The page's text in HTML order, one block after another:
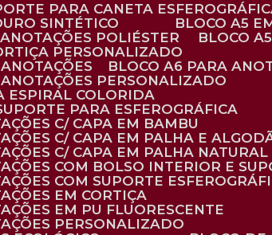
PARA CANETA
SINTÉTICO
BLOCO A5
ANOTAÇÕES POLIÉSTER
BLOCO
PERSONALIZADO
BLOCO A6 PARA
ANOTAÇÕES PERSONALIZADO
ESPIRAL COLORIDA
PARA ESFEROGRÁFICA
C/ CAPA EM BAMBU
C/ CAPA EM PALHA E
C/ CAPA EM PALHA NATURAL
COM BOLSO INTERIOR E
COM SUPORTE
EM CORTIÇA
EM PU FLUORESCENTE
PERSONALIZADO